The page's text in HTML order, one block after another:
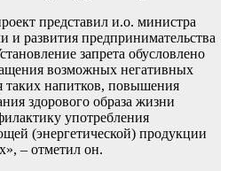
представил и.о. министра
и развития предпринимательства
запрета обусловлено
возможных негативных
таких напитков, повышения
здорового образа жизни
употребления
(энергетической) продукции
– отметил он.